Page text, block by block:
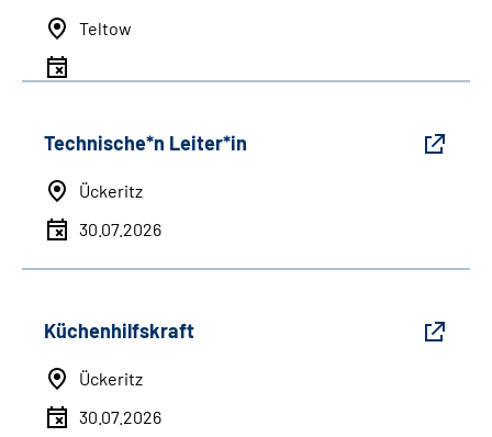
Teltow
Technische*n Leiter*in
Ückeritz
30.07.2026
Küchenhilfskraft
Ückeritz
30.07.2026